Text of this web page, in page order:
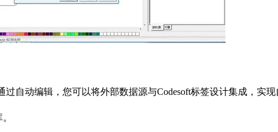
自动编辑，您可以将外部数据源与Codesoft标签设计集成，实现